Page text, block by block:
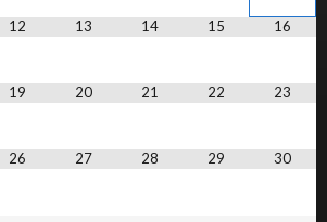
12 13 14 15 16
19 20 21 22 23
26 27 28 29 30